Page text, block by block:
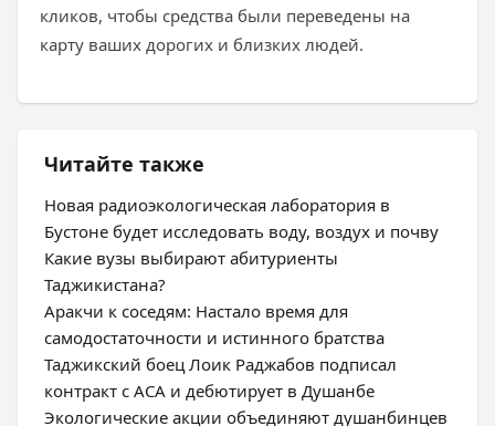
кликов, чтобы средства были переведены на
карту ваших дорогих и близких людей.
Читайте также
Новая радиоэкологическая лаборатория в
Бустоне будет исследовать воду, воздух и почву
Какие вузы выбирают абитуриенты
Таджикистана?
Аракчи к соседям: Настало время для
самодостаточности и истинного братства
Таджикский боец Лоик Раджабов подписал
контракт с ACA и дебютирует в Душанбе
Экологические акции объединяют душанбинцев